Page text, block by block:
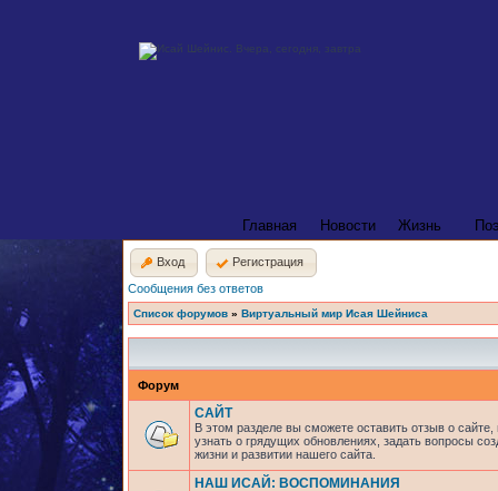
Главная Новости Жизнь
Вход
Регистрация
Сообщения без ответов
Список форумов » Виртуальный мир Исая Шейниса
Форум
САЙТ
В этом разделе вы сможете оставить отзыв о
узнать о грядущих обновлениях, задать вопросы
жизни и развитии нашего сайта.
НАШ ИСАЙ: ВОСПОМИНАНИЯ